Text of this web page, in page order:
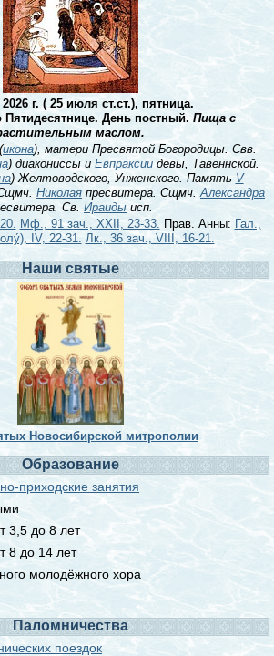
2026 г. ( 25 июля ст.ст.), пятница.
День постный. Пища с
маслом.
(икона), матери Пресвятой Богородицы. Свв.
) диакониссы и Евпраксии девы, Тавеннской.
) Желтоводского, Унженского. Память V
Николая пресвитера. Сщмч.Александра
Св. Ираидыисп.
Мф., 91 зач., XXII, 23-33. Прав. Анны: Гал.,
IV, 22-31. Лк., 36 зач., VIII, 16-21.
Наши святые
Новосибирской митрополии
Образование
приходские занятия
3,5 до 8 лет
8 до 14 лет
молодёжного хора
Паломничества
поездок